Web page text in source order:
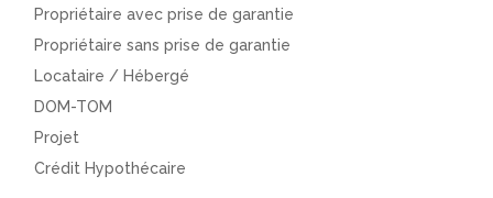
Propriétaire avec prise de garantie
Propriétaire sans prise de garantie
Locataire / Hébergé
DOM-TOM
Projet
Crédit Hypothécaire